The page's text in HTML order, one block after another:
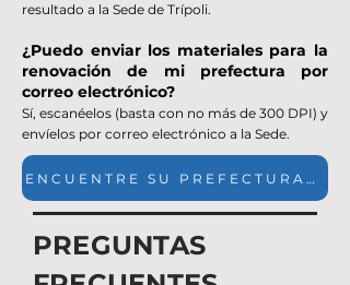
resultado a la Sede de Trípoli.
¿Puedo enviar los materiales para la
renovación de mi prefectura por
correo electrónico?
Sí, escanéelos (basta con no más de 300 DPI) y
envíelos por correo electrónico a la Sede.
ENCUENTRE SU PREFECTURA MÁS CERCANA
PREGUNTAS